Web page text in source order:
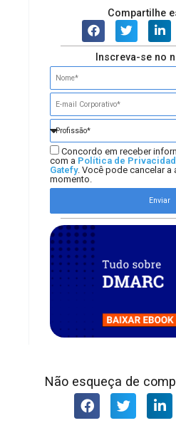
Compartilhe
Inscreva-se no
Concordo em receber
com a Política de
Gatefy. Você pode cancelar a
momento.
Enviar
Não esqueça de